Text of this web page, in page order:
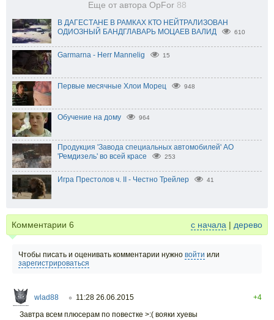
Еще от автора OpFor 88
В ДАГЕСТАНЕ В РАМКАХ КТО НЕЙТРАЛИЗОВАН
ОДИОЗНЫЙ БАНДГЛАВАРЬ МОЦАЕВ ВАЛИД
610
Garmarna - Herr Mannelig 15
Первые месячные Хлои Морец 948
Обучение на дому 964
Продукция 'Завода специальных автомобилей' АО
'Ремдизель' во всей красе
253
Игра Престолов ч. II - Честно Трейлер 41
Комментарии 6 с начала | дерево
Чтобы писать и оценивать комментарии нужно войти или
зарегистрироваться
wlad88 ○ 11:28 26.06.2015
+4
Завтра всем плюсерам по повестке >:( вояки хуевы